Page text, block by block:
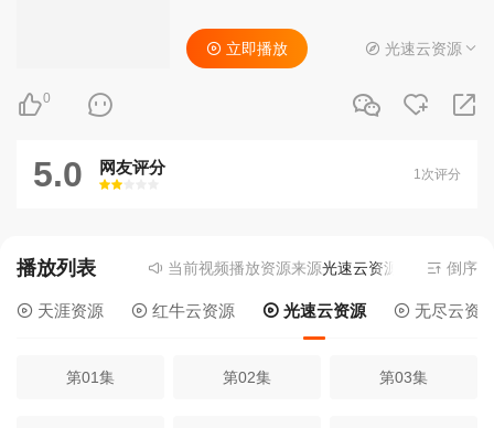
0
立即播放 光速云资源
5.0 网友评分
很差
较差还行推荐力荐
1次评分
播放列表 当前视频播放资源来源光速云资源 - 提供为您免
倒序
天涯资源 红牛云资源 光速云资源 无尽云资
第01集 第02集 第03集